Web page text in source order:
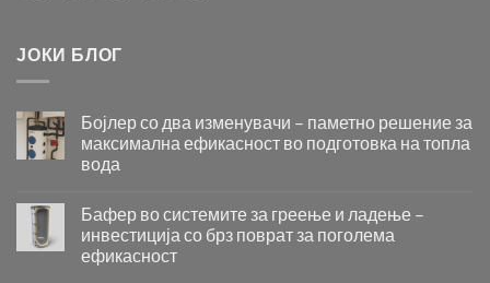
ЈОКИ БЛОГ
Бојлер со два изменувачи – паметно решение за
максимална ефикасност во подготовка на топла
вода
со
два
изменувачи
–
Бафер во системите за греење и ладење –
инвестиција со брз поврат за поголема
ефикасност